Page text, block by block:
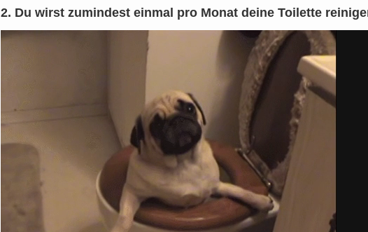
2. Du wirst zumindest einmal pro Monat deine Toilette